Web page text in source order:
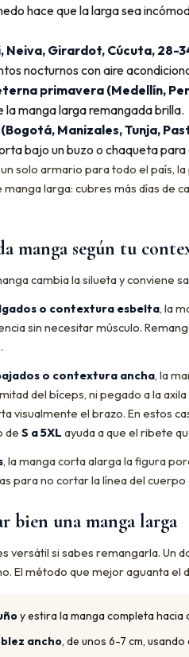
hace que la larga sea
Neiva, Girardot, Cúcuta, 28-
nocturnos con aire
primavera (Medellín,
la manga larga remangada brilla.
Manizales, Tunja,
bajo un buzo o chaqueta
solo armario para todo el país,
larga: cubres más días de
manga según tu
cambia la silueta y conviene
o contextura esbelta, la
sin necesitar músculo.
o contextura ancha, la
del bíceps, ni pegado a la
visualmente el brazo. En estos
de S a 5XL ayuda a que el ribete
, la manga corta alarga la figura
para no cortar la línea del cuerpo
bien una manga larga
versátil si sabes remangarla. Un
El método que mejor aguanta el
y estira la manga completa hacia
ancho, de unos 6-7 cm,